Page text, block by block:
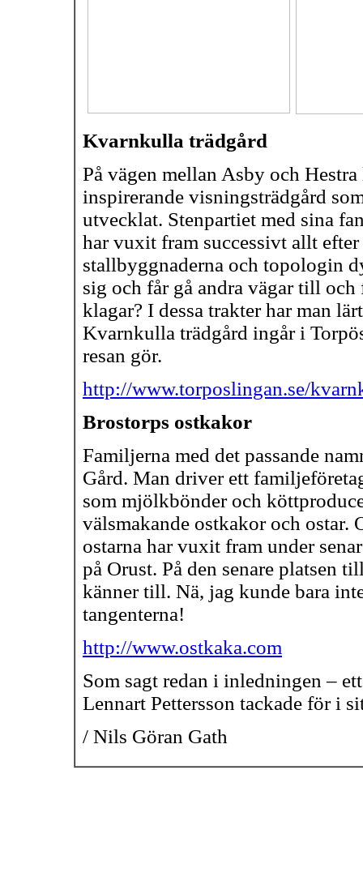
Kvarnkulla trädgård
På vägen mellan Asby och
inspirerande visningsträdgård
utvecklat. Stenpartiet med sina
har vuxit fram successivt allt
stallbyggnaderna och topologin
sig och får gå andra vägar till
klagar? I dessa trakter har man
Kvarnkulla trädgård ingår i
resan gör.
http://www.torposlingan.se/
Brostorps ostkakor
Familjerna med det passande
Gård. Man driver ett
som mjölkbönder och
välsmakande ostkakor och ostar.
ostarna har vuxit fram under
på Orust. På den senare platsen
känner till. Nä, jag kunde bara
tangenterna!
http://www.ostkaka.com
Som sagt redan i inledningen –
Lennart Pettersson tackade för i
/ Nils Göran Gath